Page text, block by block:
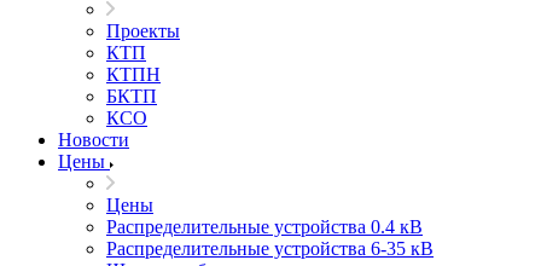
Проекты
КТП
КТПН
БКТП
КСО
Новости
Цены
Цены
Распределительные устройства 0.4 кВ
Распределительные устройства 6-35 кВ